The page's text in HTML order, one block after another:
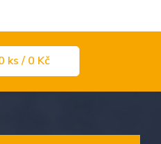
ks/ 0 Kč